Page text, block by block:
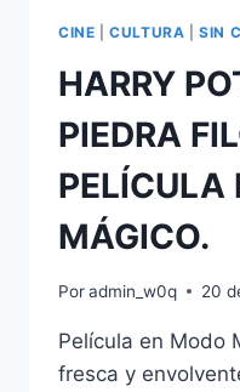
CINE |CULTURA |SIN
HARRY
PIEDRA
PELÍCULA
MÁGICO.
Poradmin_w0q 20
Película en Modo
fresca y